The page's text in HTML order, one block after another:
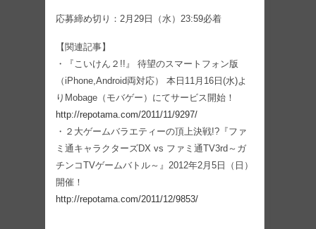
応募締め切り：2月29日（水）23:59必着
【関連記事】
・『こいけん２!!』 待望のスマートフォン版
（iPhone,Android両対応） 本日11月16日(水)よ
りMobage（モバゲー）にてサービス開始！
http://repotama.com/2011/11/9297/
・２大ゲームバラエティーの頂上決戦!?『ファ
ミ通キャラクターズDX vs ファミ通TV3rd～ガ
チンコTVゲームバトル～』2012年2月5日（日）
開催！
http://repotama.com/2011/12/9853/